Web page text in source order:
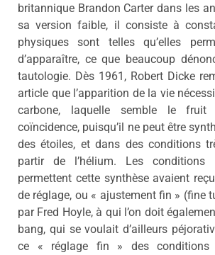
britannique Brandon Carter dans les
sa version faible, il consiste à
physiques sont telles qu’elles
d’apparaître, ce que beaucoup
tautologie. Dès 1961, Robert Dicke
article que l’apparition de la vie
carbone, laquelle semble le fruit
coïncidence, puisqu’il ne peut être
des étoiles, et dans des conditions
partir de l’hélium. Les conditions
permettent cette synthèse avaient
de réglage, ou « ajustement fin » (fine
par Fred Hoyle, à qui l’on doit
bang, qui se voulait d’ailleurs
ce « réglage fin » des